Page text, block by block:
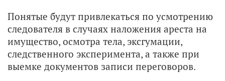
Понятые будут привлекаться по усмотрению
следователя в случаях наложения ареста на
имущество, осмотра тела, эксгумации,
следственного эксперимента, а также при
выемке документов записи переговоров.